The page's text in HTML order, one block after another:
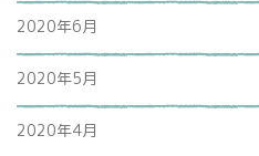
2020年6月
2020年5月
2020年4月